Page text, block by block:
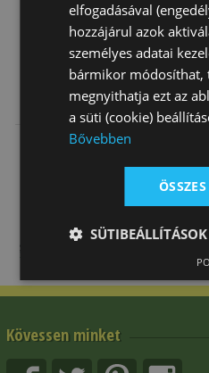
Nyeregalátét
Marnál Szabott
Kövessen minket
elfogadásával
hozzájárul azok
személyes adatai
bármikor módosíthat,
megnyithatja ezt az
a süti (cookie)
Bővebben